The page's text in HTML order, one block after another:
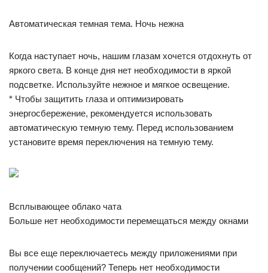
Автоматическая темная тема. Ночь нежна
Когда наступает ночь, нашим глазам хочется отдохнуть от
яркого света. В конце дня нет необходимости в яркой
подсветке. Используйте нежное и мягкое освещение.
* Чтобы защитить глаза и оптимизировать
энергосбережение, рекомендуется использовать
автоматическую темную тему. Перед использованием
установите время переключения на темную тему.
Всплывающее облако чата
Больше нет необходимости перемещаться между окнами
Вы все еще переключаетесь между приложениями при
получении сообщений? Теперь нет необходимости